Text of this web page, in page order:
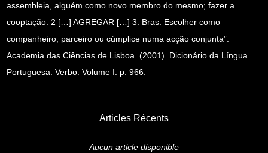
assembleia, alguém como novo membro do mesmo; fazer a
cooptação. 2 […] AGREGAR […] 3. Bras. Escolher como
companheiro, parceiro ou cúmplice numa acção conjunta”.
Academia das Ciências de Lisboa. (2001). Dicionário da Língua
Portuguesa. Verbo. Volume I. p. 966.
Articles Récents
Aucun article disponible